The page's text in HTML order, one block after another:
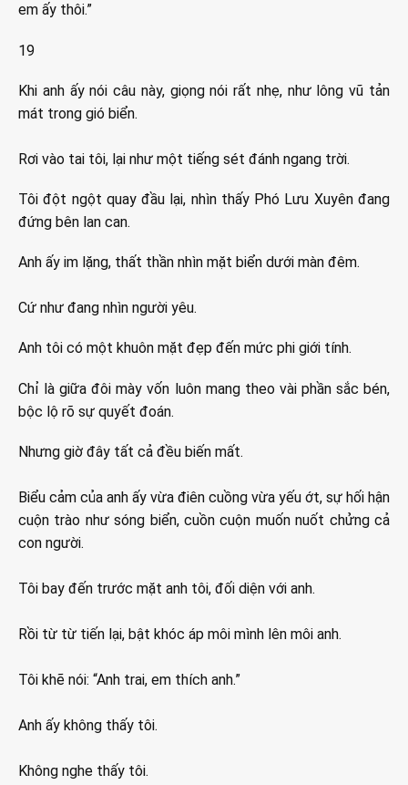
em ấy thôi.”
19
Khi anh ấy nói câu này, giọng nói rất nhẹ, như lông vũ tản
mát trong gió biển.
Rơi vào tai tôi, lại như một tiếng sét đánh ngang trời.
Tôi đột ngột quay đầu lại, nhìn thấy Phó Lưu Xuyên đang
đứng bên lan can.
Anh ấy im lặng, thất thần nhìn mặt biển dưới màn đêm.
Cứ như đang nhìn người yêu.
Anh tôi có một khuôn mặt đẹp đến mức phi giới tính.
Chỉ là giữa đôi mày vốn luôn mang theo vài phần sắc bén,
bộc lộ rõ sự quyết đoán.
Nhưng giờ đây tất cả đều biến mất.
Biểu cảm của anh ấy vừa điên cuồng vừa yếu ớt, sự hối hận
cuộn trào như sóng biển, cuồn cuộn muốn nuốt chửng cả
con người.
Tôi bay đến trước mặt anh tôi, đối diện với anh.
Rồi từ từ tiến lại, bật khóc áp môi mình lên môi anh.
Tôi khẽ nói: “Anh trai, em thích anh.”
Anh ấy không thấy tôi.
Không nghe thấy tôi.